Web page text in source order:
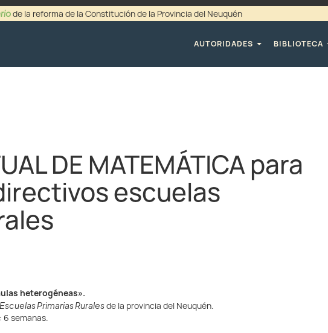
de la reforma de la Constitución de la Provincia del Neuquén
AUTORIDADES
BIBLIOTECA
DE MATEMÁTICA para
escuelas
heterogéneas».
Escuelas Primarias Ruralesde la provincia del Neuquén.
6 semanas.